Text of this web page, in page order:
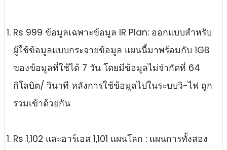
Rs 999 ข้อมูลเฉพาะข้อมูล IR Plan: ออกแบบสําหรับ
ผู้ใช้ข้อมูลแบบกระจายข้อมูล แผนนี้มาพร้อมกับ 1GB
ของข้อมูลที่ใช้ได้ 7 วัน โดยมีข้อมูลไม่จํากัดที่ 64
กิโลบิต/ วินาที หลังการใช้ข้อมูลไปในระบบวิ-ไฟ ถูก
รวมเข้าด้วยกัน
Rs 1,102 และอาร์เอส 1,101 แผนโลก : แผนการทั้งสอง